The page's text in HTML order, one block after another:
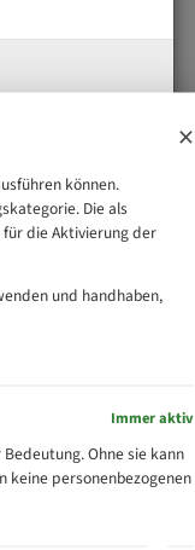
×
können.
Die als
die Aktivierung der
und handhaben,
Immer aktiv
Ohne sie kann
keine personenbezogenen